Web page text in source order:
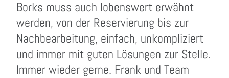
Borks muss auch lobenswert erwähnt
werden, von der Reservierung bis zur
Nachbearbeitung, einfach, unkompliziert
und immer mit guten Lösungen zur Stelle.
Immer wieder gerne. Frank und Team